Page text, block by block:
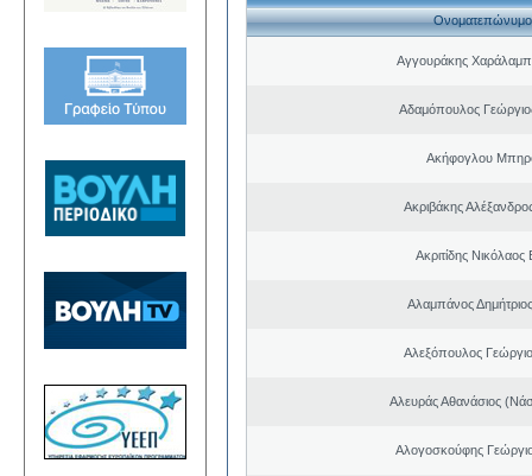
Ονοματεπώνυμο
Αγγουράκης
Αδαμόπουλος
Ακήφογλου
Ακριβάκης
Ακριτίδης Νικόλαος
Αλαμπάνος
Αλεξόπουλος
Αλευράς Αθανάσιος
Αλογοσκούφης